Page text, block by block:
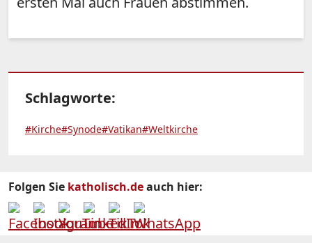
Schlagworte:
#Kirche#Synode#Vatikan#Weltkirche
Folgen Sie katholisch.deauch hier: